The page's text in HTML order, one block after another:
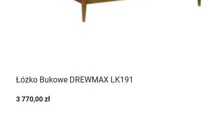
Łóżko Bukowe DREWMAX LK191
3 770,00 zł